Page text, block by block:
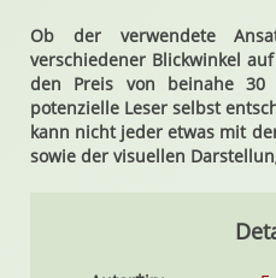
Ob der verwendete
verschiedener Blickwinkel
den Preis von beinahe
potenzielle Leser selbst
kann nicht jeder etwas mit
sowie der visuellen